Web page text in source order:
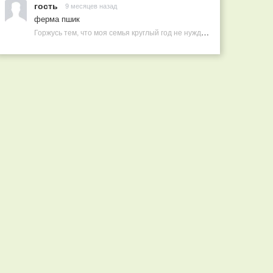
гость 9 месяцев назад
ферма пшик
Горжусь тем, что моя семья круглый год не нуждается в покупных витаминах